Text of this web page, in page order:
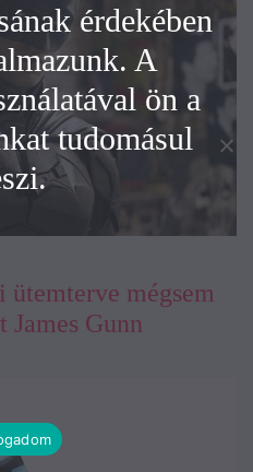
ütemterve mégsem
James Gunn
érdekében
A
ön a
tudomásul